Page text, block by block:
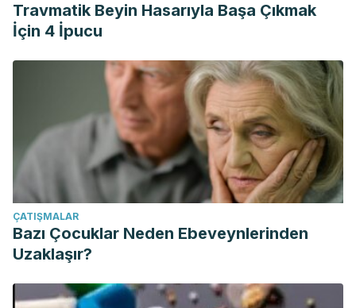
Travmatik Beyin Hasarıyla Başa Çıkmak
İçin 4 İpucu
ÇATIŞMALAR
Bazı Çocuklar Neden Ebeveynlerinden
Uzaklaşır?